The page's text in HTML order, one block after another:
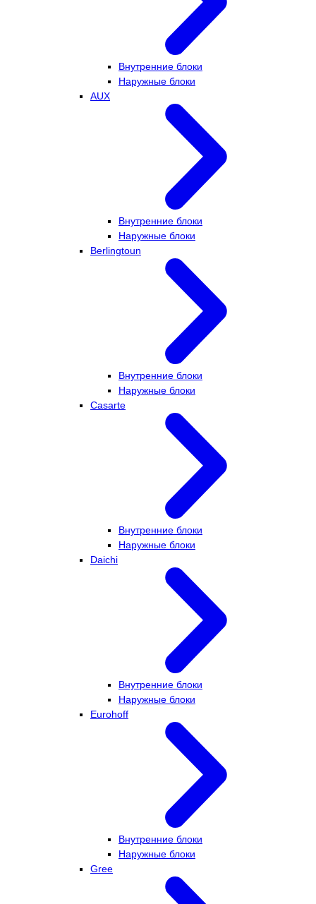
Внутренние блоки
Наружные блоки
AUX
Внутренние блоки
Наружные блоки
Berlingtoun
Внутренние блоки
Наружные блоки
Casarte
Внутренние блоки
Наружные блоки
Daichi
Внутренние блоки
Наружные блоки
Eurohoff
Внутренние блоки
Наружные блоки
Gree